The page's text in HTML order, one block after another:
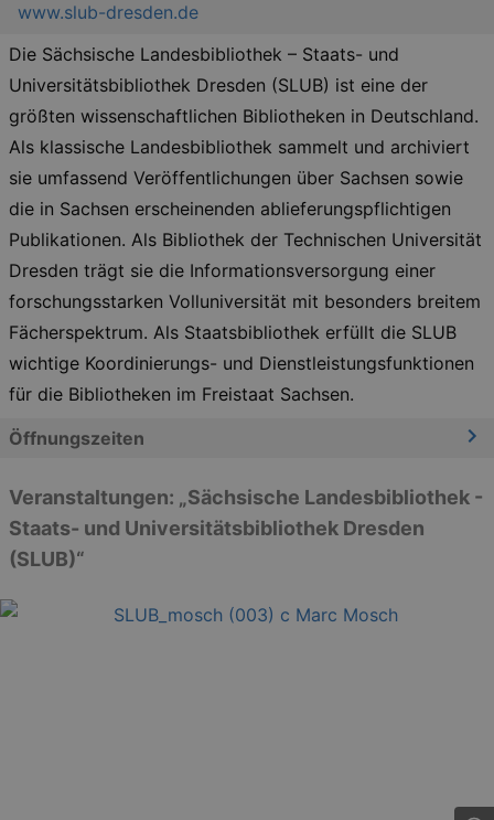
www.slub-dresden.de
Die Sächsische Landesbibliothek – Staats- und
Universitätsbibliothek Dresden (SLUB) ist eine der
größten wissenschaftlichen Bibliotheken in Deutschland.
Als klassische Landesbibliothek sammelt und archiviert
sie umfassend Veröffentlichungen über Sachsen sowie
die in Sachsen erscheinenden ablieferungspflichtigen
Publikationen. Als Bibliothek der Technischen Universität
Dresden trägt sie die Informationsversorgung einer
forschungsstarken Volluniversität mit besonders breitem
Fächerspektrum. Als Staatsbibliothek erfüllt die SLUB
wichtige Koordinierungs- und Dienstleistungsfunktionen
für die Bibliotheken im Freistaat Sachsen.
Öffnungszeiten
Veranstaltungen: „Sächsische Landesbibliothek -
Staats- und Universitätsbibliothek Dresden
(SLUB)“